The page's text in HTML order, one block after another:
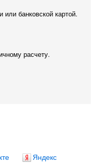
банковской картой.
расчету.
Яндекс